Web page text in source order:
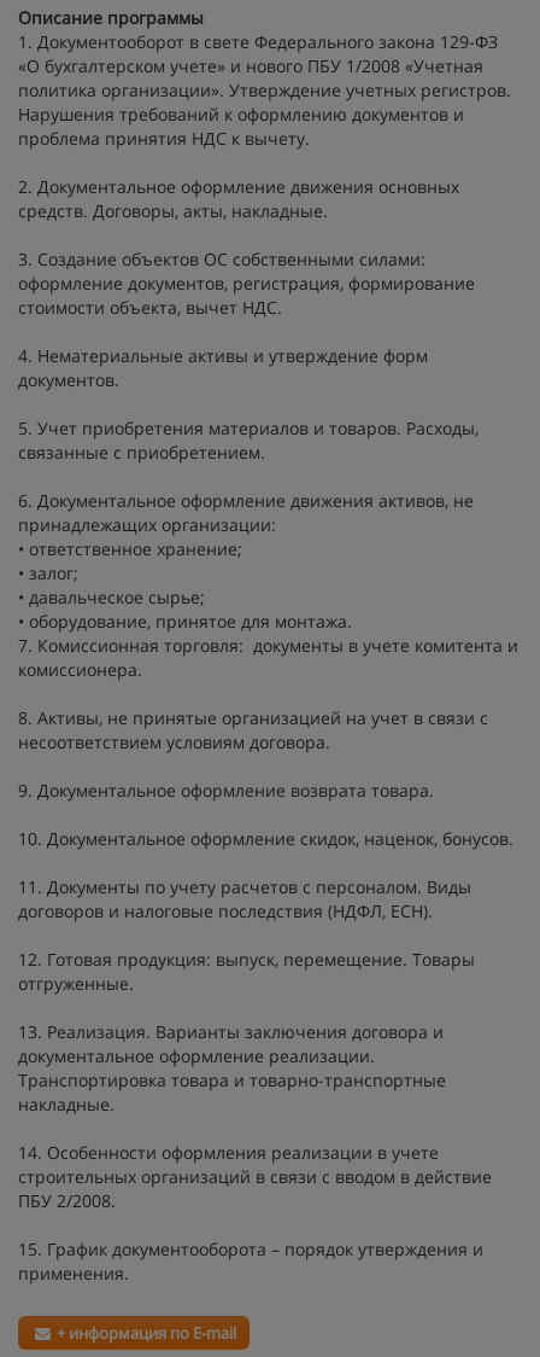
Описание программы
1. Документооборот в свете Федерального закона 129-ФЗ
«О бухгалтерском учете» и нового ПБУ 1/2008 «Учетная
политика организации». Утверждение учетных регистров.
Нарушения требований к оформлению документов и
проблема принятия НДС к вычету.
2. Документальное оформление движения основных
средств. Договоры, акты, накладные.
3. Создание объектов ОС собственными силами:
оформление документов, регистрация, формирование
стоимости объекта, вычет НДС.
4. Нематериальные активы и утверждение форм
документов.
5. Учет приобретения материалов и товаров. Расходы,
связанные с приобретением.
6. Документальное оформление движения активов, не
принадлежащих организации:
• ответственное хранение;
• залог;
• давальческое сырье;
• оборудование, принятое для монтажа.
7. Комиссионная торговля: документы в учете комитента и
комиссионера.
8. Активы, не принятые организацией на учет в связи с
несоответствием условиям договора.
9. Документальное оформление возврата товара.
10. Документальное оформление скидок, наценок, бонусов.
11. Документы по учету расчетов с персоналом. Виды
договоров и налоговые последствия (НДФЛ, ЕСН).
12. Готовая продукция: выпуск, перемещение. Товары
отгруженные.
13. Реализация. Варианты заключения договора и
документальное оформление реализации.
Транспортировка товара и товарно-транспортные
накладные.
14. Особенности оформления реализации в учете
строительных организаций в связи с вводом в действие
ПБУ 2/2008.
15. График документооборота – порядок утверждения и
применения.
+ информация по E-mail